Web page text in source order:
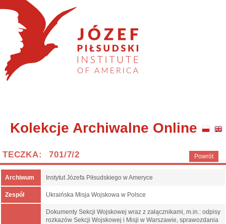
Kolekcje Archiwalne Online
Powrót
TECZKA: 701/7/2
Archiwum Instytut Józefa Piłsudskiego w Ameryce
Zespół Ukraińska Misja Wojskowa w Polsce
Dokumenty Sekcji Wojskowej wraz z załącznikami, m.in.: odpisy
rozkazów Sekcji Wojskowej i Misji w Warszawie, sprawozdania